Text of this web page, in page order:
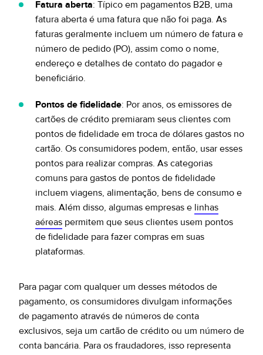
Fatura aberta: Típico em pagamentos B2B, uma
fatura aberta é uma fatura que não foi paga. As
faturas geralmente incluem um número de fatura e
número de pedido (PO), assim como o nome,
endereço e detalhes de contato do pagador e
beneficiário.
Pontos de fidelidade: Por anos, os emissores de
cartões de crédito premiaram seus clientes com
pontos de fidelidade em troca de dólares gastos no
cartão. Os consumidores podem, então, usar esses
pontos para realizar compras. As categorias
comuns para gastos de pontos de fidelidade
incluem viagens, alimentação, bens de consumo e
mais. Além disso, algumas empresas e linhas
aéreas permitem que seus clientes usem pontos
de fidelidade para fazer compras em suas
plataformas.
Para pagar com qualquer um desses métodos de
pagamento, os consumidores divulgam informações
de pagamento através de números de conta
exclusivos, seja um cartão de crédito ou um número de
conta bancária. Para os fraudadores, isso representa